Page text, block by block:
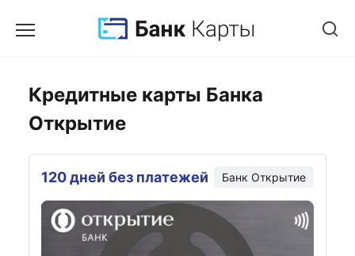
Кредитные карты Банка
Открытие
120 дней без платежей БанкОткрытие